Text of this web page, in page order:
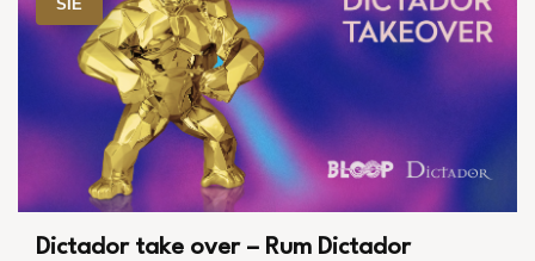
SIE
Dictador take over – Rum Dictador